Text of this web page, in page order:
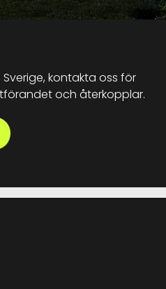
kontakta oss för
och återkopplar.